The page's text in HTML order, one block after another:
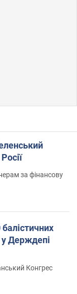
за фінансову
у Держдепі
Конгрес